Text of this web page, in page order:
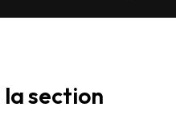
section